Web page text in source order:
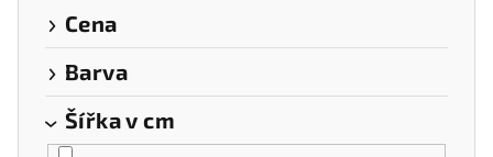
Cena
Barva
Šířka v cm